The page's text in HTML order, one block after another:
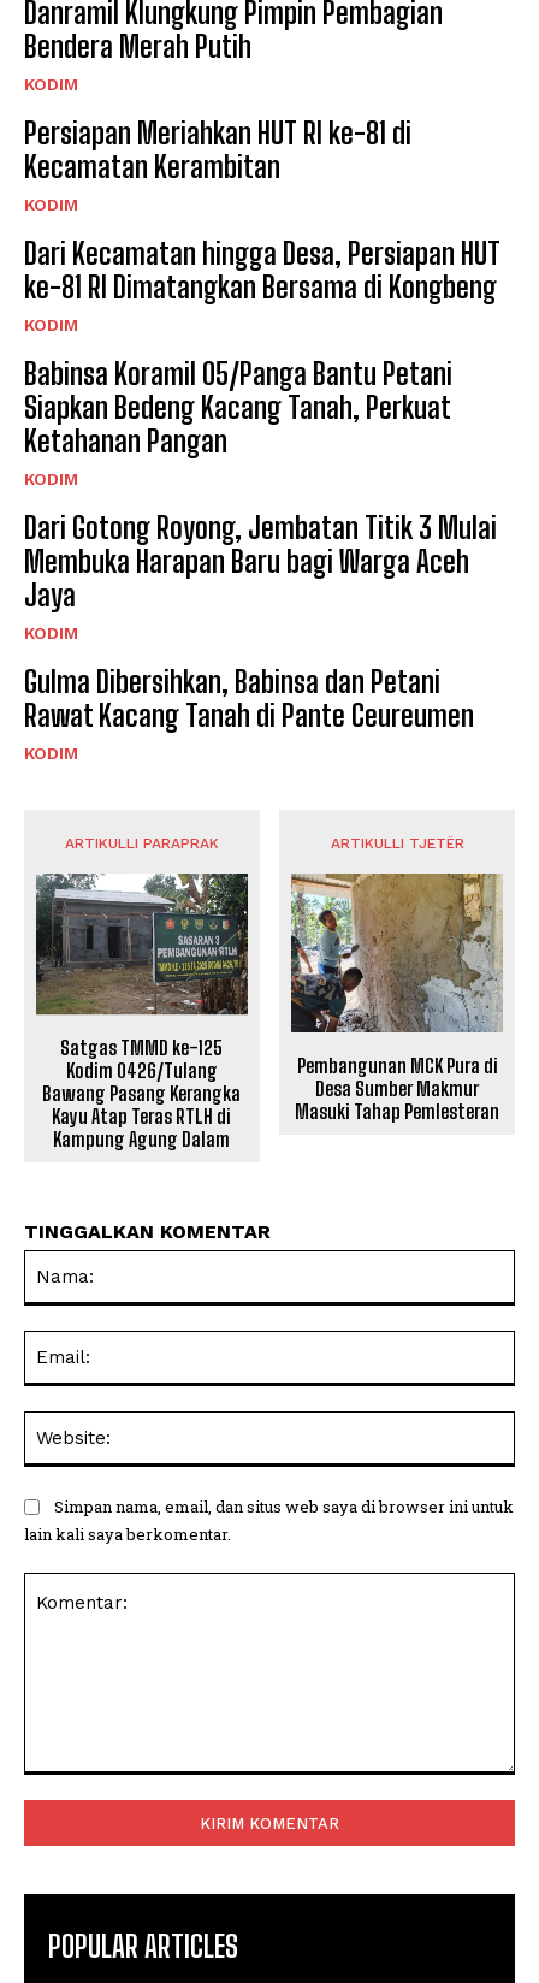
Danramil Klungkung Pimpin Pembagian
Bendera Merah Putih
KODIM
Persiapan Meriahkan HUT RI ke-81 di
Kecamatan Kerambitan
KODIM
Dari Kecamatan hingga Desa, Persiapan HUT
ke-81 RI Dimatangkan Bersama di Kongbeng
KODIM
Babinsa Koramil 05/Panga Bantu Petani
Siapkan Bedeng Kacang Tanah, Perkuat
Ketahanan Pangan
KODIM
Dari Gotong Royong, Jembatan Titik 3 Mulai
Membuka Harapan Baru bagi Warga Aceh
Jaya
KODIM
Gulma Dibersihkan, Babinsa dan Petani
Rawat Kacang Tanah di Pante Ceureumen
KODIM
ARTIKULLI PARAPRAK
Satgas TMMD ke-125
Kodim 0426/Tulang
Bawang Pasang Kerangka
Kayu Atap Teras RTLH di
Kampung Agung Dalam
ARTIKULLI TJETËR
Pembangunan MCK Pura di
Desa Sumber Makmur
Masuki Tahap Pemlesteran
TINGGALKAN KOMENTAR
Simpan nama, email, dan situs web saya di browser ini untuk
lain kali saya berkomentar.
POPULAR ARTICLES